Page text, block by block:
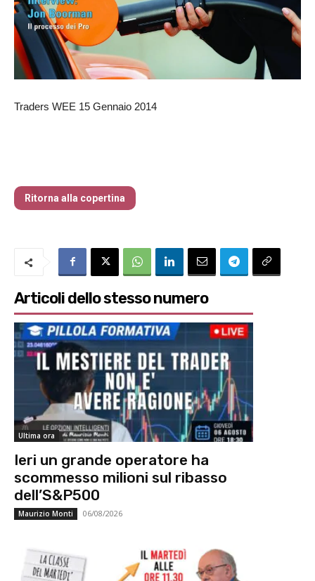
Traders WEE 15 Gennaio 2014
Ritorna alla copertina
Articoli dello stesso numero
Ultima ora
Ieri un grande operatore ha
scommesso milioni sul ribasso
dell’S&P500
Maurizio Monti 06/08/2026